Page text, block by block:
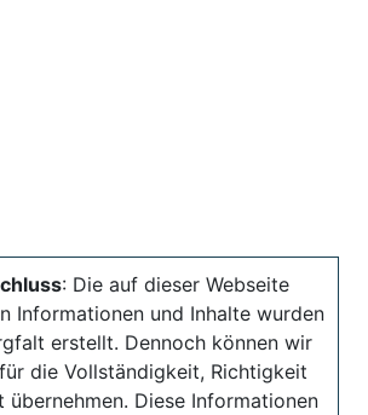
: Die auf dieser Webseite
Informationen und Inhalte wurden
erstellt. Dennoch können wir
die Vollständigkeit, Richtigkeit
Diese Informationen